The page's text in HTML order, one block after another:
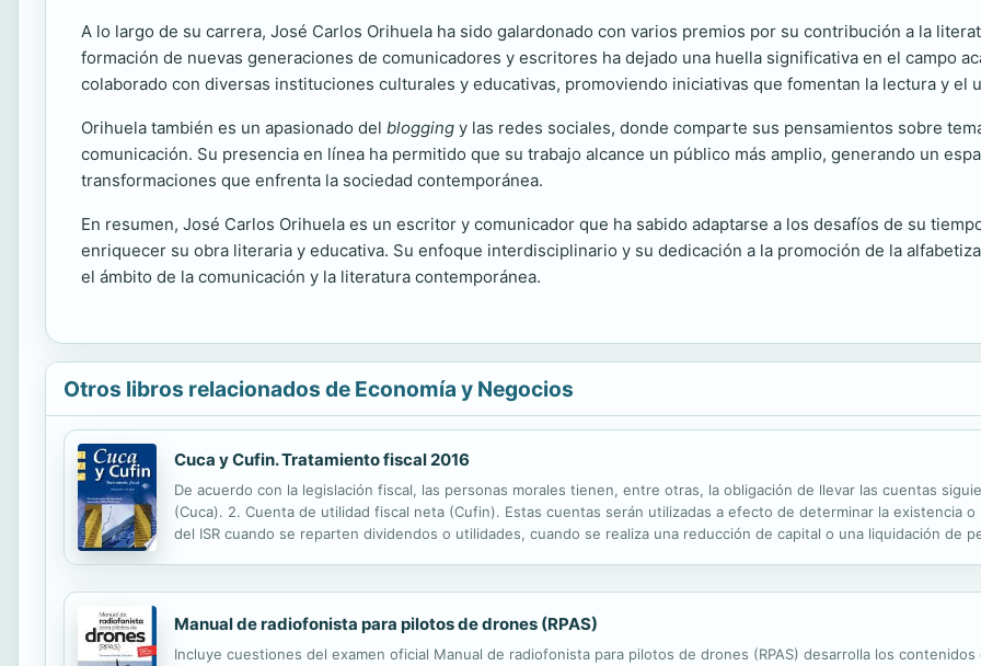
A lo largo de su carrera, José Carlos Orihuela ha sido galardonado con varios premios por su contribución a la
formación de nuevas generaciones de comunicadores y escritores ha dejado una huella significativa en el campo
colaborado con diversas instituciones culturales y educativas, promoviendo iniciativas que fomentan la lectura y el
Orihuela también es un apasionado del blogging y las redes sociales, donde comparte sus pensamientos sobre
comunicación. Su presencia en línea ha permitido que su trabajo alcance un público más amplio, generando un
transformaciones que enfrenta la sociedad contemporánea.
En resumen, José Carlos Orihuela es un escritor y comunicador que ha sabido adaptarse a los desafíos de su
enriquecer su obra literaria y educativa. Su enfoque interdisciplinario y su dedicación a la promoción de la
el ámbito de la comunicación y la literatura contemporánea.
Otros libros relacionados de Economía y Negocios
Cuca y Cufin. Tratamiento fiscal 2016
De acuerdo con la legislación fiscal, las personas morales tienen, entre otras, la obligación de llevar las cuentas
(Cuca). 2. Cuenta de utilidad fiscal neta (Cufin). Estas cuentas serán utilizadas a efecto de determinar la existencia
del ISR cuando se reparten dividendos o utilidades, cuando se realiza una reducción de capital o una liquidación de
Manual de radiofonista para pilotos de drones (RPAS)
Incluye cuestiones del examen oficial Manual de radiofonista para pilotos de drones (RPAS) desarrolla los